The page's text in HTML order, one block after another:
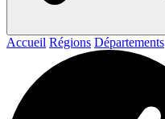
Accueil Régions Départements